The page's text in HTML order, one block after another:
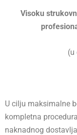
Visoku
(u
U cilju maksimalne
kompletna
naknadnog